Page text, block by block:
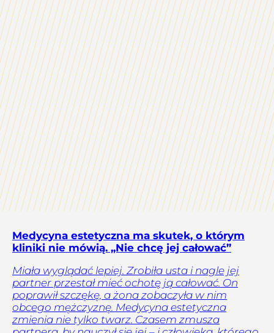
Medycyna estetyczna ma skutek, o którym
kliniki nie mówią. „Nie chcę jej całować”
Miała wyglądać lepiej. Zrobiła usta i nagle jej
partner przestał mieć ochotę ją całować. On
poprawił szczękę, a żona zobaczyła w nim
obcego mężczyznę. Medycyna estetyczna
zmienia nie tylko twarz. Czasem zmusza